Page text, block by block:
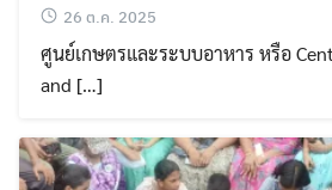
26 ต.ค. 2025
ศูนย์เกษตรและระบบอาหาร หรือ
and […]